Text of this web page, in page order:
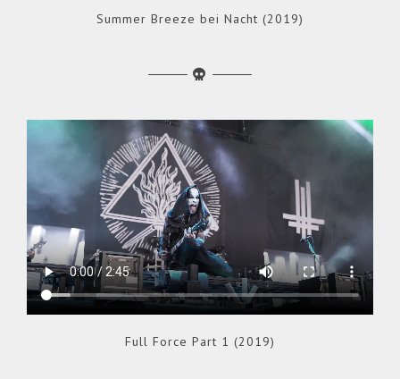
Summer Breeze bei Nacht (2019)
Full Force Part 1 (2019)